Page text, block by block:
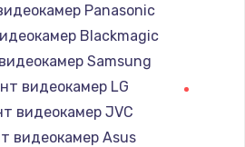
Заказать
Заказать
Panasonic
Blackmagic
Samsung
видеокамер LG
видеокамер JVC
видеокамер Asus